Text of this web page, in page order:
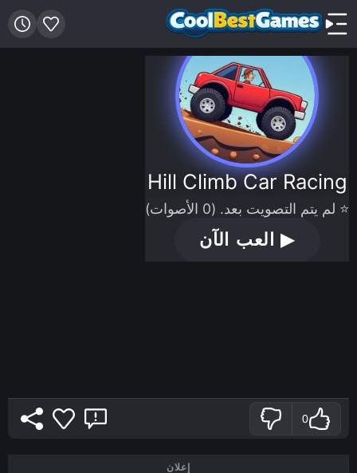
Hill Climb Car Racing
⭐ لم يتم التصويت بعد. (0 الأصوات)
▶العب الآن
0
إعلان